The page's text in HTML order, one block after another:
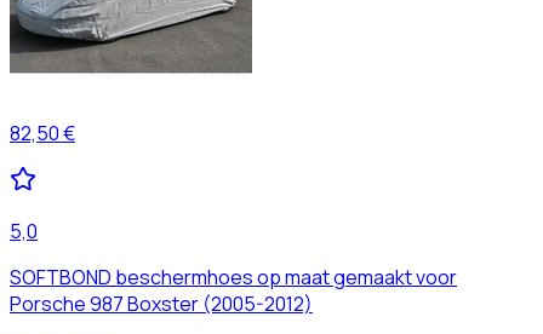
82,50 €
5,0
SOFTBOND beschermhoes op maat gemaakt voor
Porsche 987 Boxster (2005-2012)